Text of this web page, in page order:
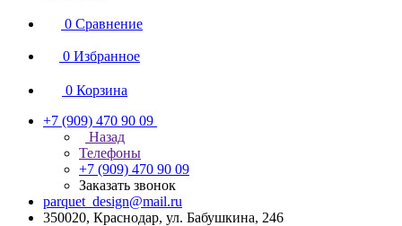
0 Сравнение
0 Избранное
0 Корзина
+7 (909) 470 90 09
Назад
Телефоны
+7 (909) 470 90 09
Заказать звонок
parquet_design@mail.ru
350020, Краснодар, ул. Бабушкина, 246